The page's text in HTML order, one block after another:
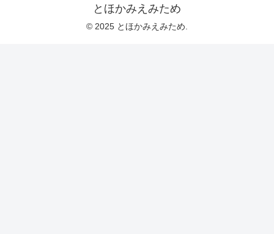
とほかみえみため
© 2025 とほかみえみため.